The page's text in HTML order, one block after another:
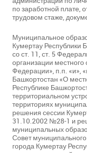
по заработной плате,
трудовом стаже,
Муниципальное
Кумертау Республики
со ст. 11, ст. 5
организации
Федерации», п.п. «и»,
Башкортостан «О
Республике
территориальном
территориях
решения сессии
31.10.2002 №28-1 и
муниципальных
Совет
города Кумертау